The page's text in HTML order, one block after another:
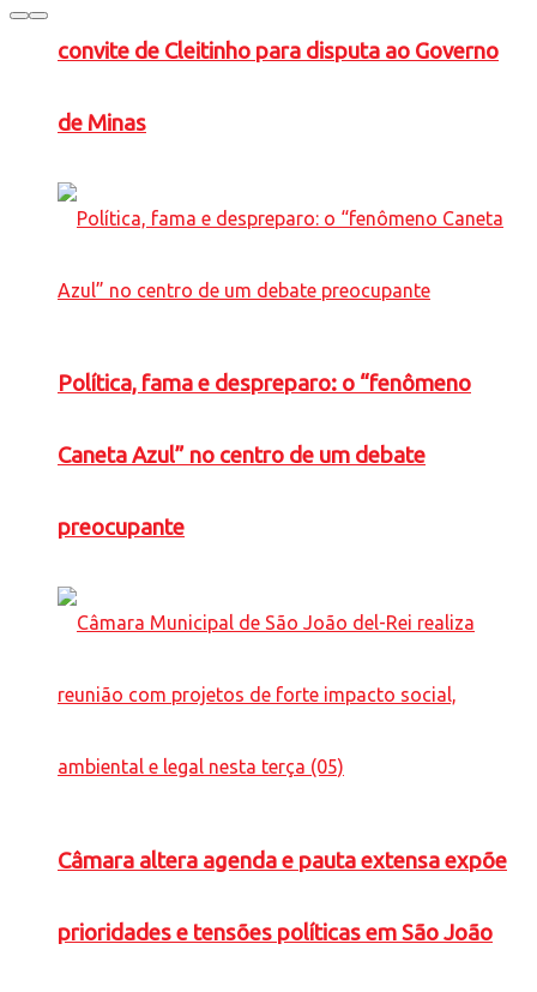
convite de Cleitinho para disputa ao Governo
de Minas
Política, fama e despreparo: o “fenômeno
Caneta Azul” no centro de um debate
preocupante
Câmara altera agenda e pauta extensa expõe
prioridades e tensões políticas em São João